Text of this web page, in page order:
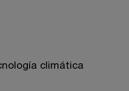
climática